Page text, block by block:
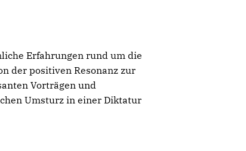
Erfahrungen rund um die
der positiven Resonanz zur
Vorträgen und
Umsturz in einer Diktatur